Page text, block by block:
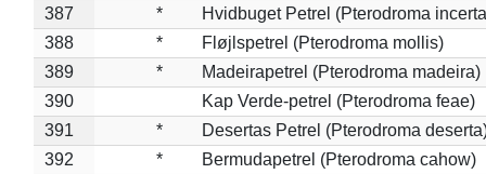
387
*
Hvidbuget Petrel (Pterodroma
388
*
Fløjlspetrel (Pterodroma mollis)
389
*
Madeirapetrel (Pterodroma madeira)
390
Kap Verde-petrel (Pterodroma feae)
391
*
Desertas Petrel (Pterodroma
392
*
Bermudapetrel (Pterodroma cahow)